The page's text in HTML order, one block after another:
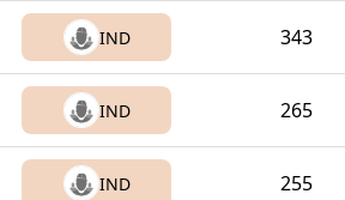
IND 343
IND 265
IND 255